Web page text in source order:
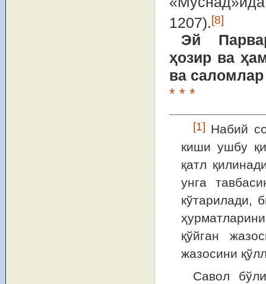
1207).[8]
Эй
ҳозир ва
ва
* * *
[1] Набий
киши ушбу
қатл
унга
кўтарилади,
қўйган
жазосини
Савол